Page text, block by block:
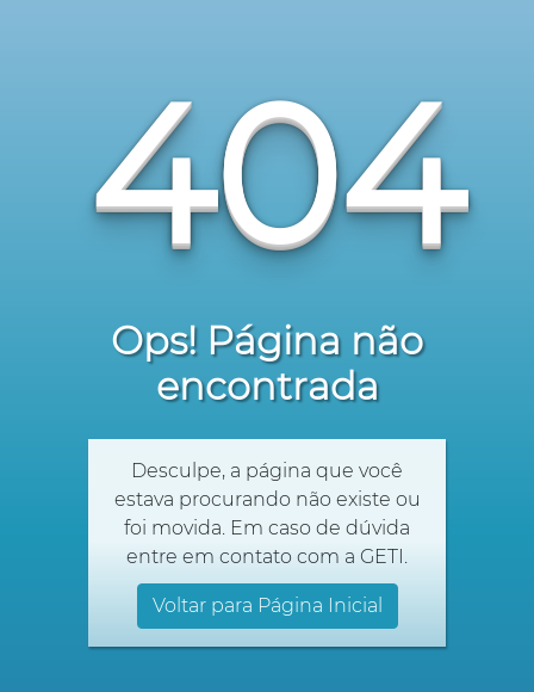
404
Ops! Página não
encontrada
Desculpe, a página que você
estava procurando não existe ou
foi movida. Em caso de dúvida
entre em contato com a GETI.
Voltar para Página Inicial